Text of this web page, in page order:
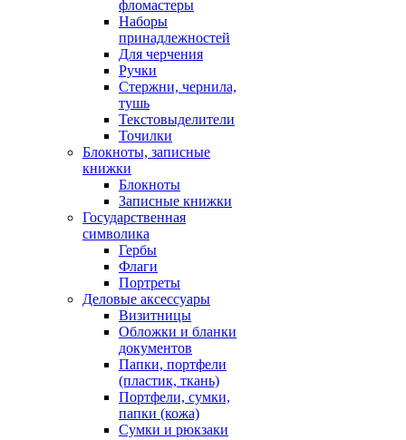
фломастеры
Наборы
принадлежностей
Для черчения
Ручки
Стержни, чернила,
тушь
Текстовыделители
Точилки
Блокноты, записные
книжки
Блокноты
Записные книжки
Государственная
символика
Гербы
Флаги
Портреты
Деловые аксессуары
Визитницы
Обложки и бланки
документов
Папки, портфели
(пластик, ткань)
Портфели, сумки,
папки (кожа)
Сумки и рюкзаки